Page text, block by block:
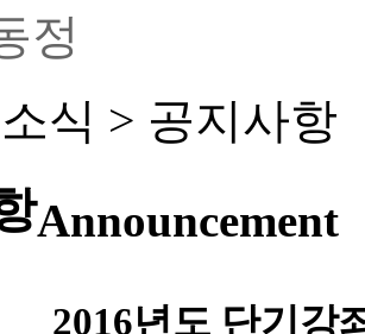
정
식 > 공지사항
Announcement
2016년도 단기강